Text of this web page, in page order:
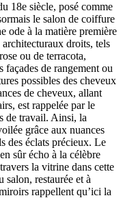
18e siècle, posé comme
le salon de coiffure
ode à la matière première
droits, tels
ou de terracota,
façades de rangement ou
possibles des cheveux
de cheveux, allant
est rappelée par le
de travail. Ainsi, la
grâce aux nuances
des éclats précieux. Le
sûr écho à la célèbre
la vitrine dans cette
salon, restaurée et à
rappellent qu’ici la